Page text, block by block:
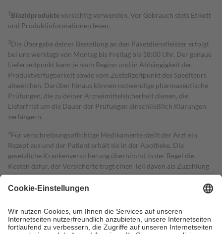
2Biozidproduktevorsichtig verwenden. Vor Gebrauch stets Etikett
und Produktinformationen lesen.
3Die Übergabe deiner Bestellung an den Paketdienstleister erfolgt
bei uns werktags von Montag bis Freitag bis 18:00 Uhr. Der genaue
Lieferzeitpunkt kann je nach Region und in Abhängigkeit der
Produktverfügbarkeit sowie vom Zustellzeitpunkt des Spediteurs
abweichen. Darüber hinaus können notwendige pharmazeutische
Prüfungen, die zu deiner Arzneimittelsicherheit dienen, die
Lieferfrist um die Dauer der Prüfungen einschließlich Klärungen
verlängern.
4Für verschreibungspflichtige Medikamente stellt der Arzt ein
Rezept aus und der Patient erhält sie in der Apotheke. Die
gesetzliche Krankenversicherung übernimmt in der Regel die
Kosten dafür, der Versicherte trägt einen Teil davon als Zuzahlung
mit.
Grundsätzlich leisten Mitglieder Zuzahlungen in Höhe von zehn
höchstens zehn Euro.
Es sind jedoch nie mehr als die tatsächlichen
Kosten der Leistung zu entrichten.
Diese Regeln gelten grundsätzlich auch für Online-Apotheken.